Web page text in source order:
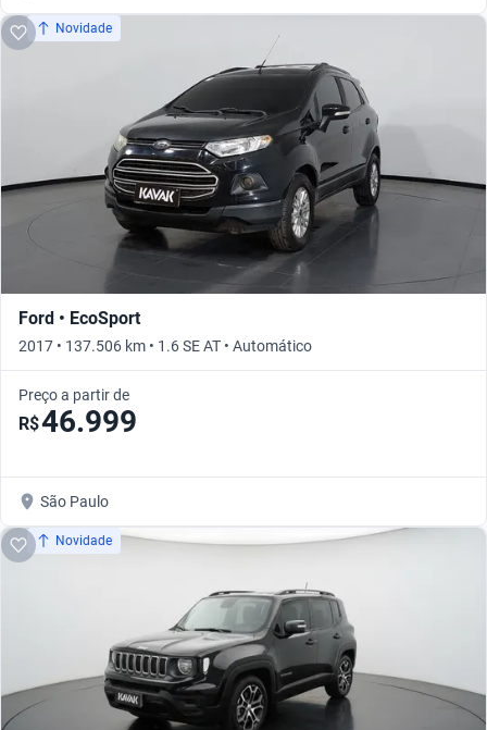
Novidade
Ford • EcoSport
2017 • 137.506 km • 1.6 SE AT • Automático
Preço a partir de
R$46.999
São Paulo
Novidade